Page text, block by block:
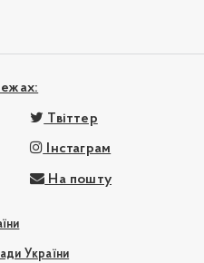
Твіттер
Інстаграм
На пошту
України